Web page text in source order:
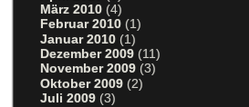
März 2010 (4)
Februar 2010 (1)
Januar 2010 (1)
Dezember 2009 (11)
November 2009 (3)
Oktober 2009 (2)
Juli 2009 (3)